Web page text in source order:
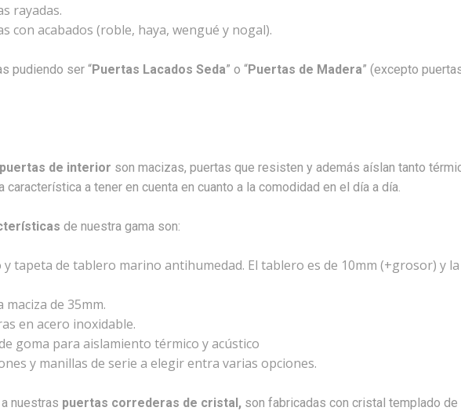
rayadas.
con acabados (roble, haya, wengué y nogal).
pudiendo ser “Puertas Lacados Seda” o “Puertas de Madera” (excepto
puertas de interior son macizas, puertas que resisten y además aíslan tanto
característica a tener en cuenta en cuanto a la comodidad en el día a día.
de nuestra gama son:
y tapeta de tablero marino antihumedad. El tablero es de 10mm (+grosor) y
maciza de 35mm.
en acero inoxidable.
goma para aislamiento térmico y acústico
y manillas de serie a elegir entra varias opciones.
nuestras puertas correderas de cristal, son fabricadas con cristal templado